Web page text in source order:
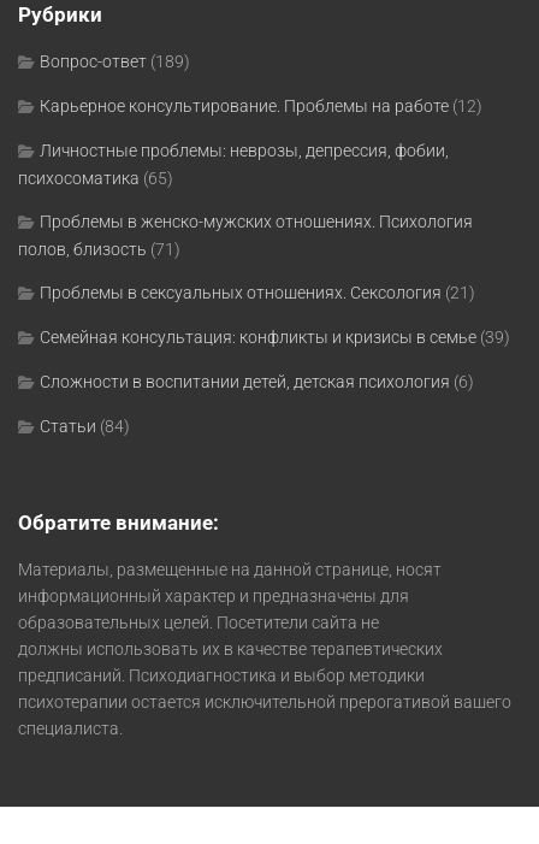
Рубрики
Вопрос-ответ (189)
Карьерное консультирование. Проблемы на работе (12)
Личностные проблемы: неврозы, депрессия, фобии,
психосоматика (65)
Проблемы в женско-мужских отношениях. Психология
полов, близость (71)
Проблемы в сексуальных отношениях. Сексология (21)
Семейная консультация: конфликты и кризисы в семье (39)
Сложности в воспитании детей, детская психология (6)
Статьи (84)
Обратите внимание:
Материалы, размещенные на данной странице, носят
информационный характер и предназначены для
образовательных целей. Посетители сайта не
должны использовать их в качестве терапевтических
предписаний. Психодиагностика и выбор методики
психотерапии остается исключительной прерогативой вашего
специалиста.